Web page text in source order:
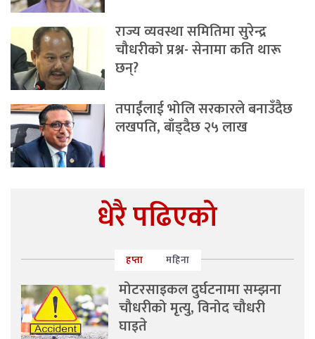
राज्य व्यवस्था समितिमा सुरेन्द्र
चौधरीको प्रश्न- सेनामा कति थारू
छन्?
तपाईंलाई भोलि सरकारले बनाउँदैछ
लखपति, बाँड्दैछ २५ लाख
धेरै पढिएको
हप्ता महिना
मोटरसाइकल दुर्घटनामा सम्झना
चौधरीको मृत्यु, विनोद चौधरी
घाइते